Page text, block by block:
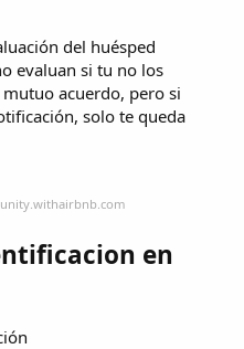
del huésped
evaluan si tu no los
acuerdo, pero si
solo te queda
en